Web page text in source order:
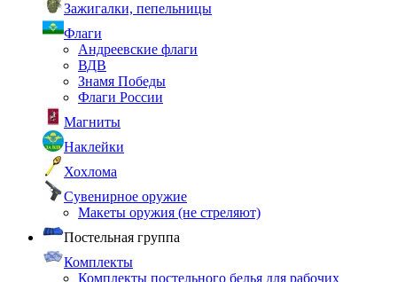
Зажигалки, пепельницы
Флаги
Андреевские флаги
ВДВ
Знамя Победы
Флаги России
Магниты
Наклейки
Хохлома
Сувенирное оружие
Макеты оружия (не стреляют)
Постельная группа
Комплекты
Комплекты постельного белья для рабочих